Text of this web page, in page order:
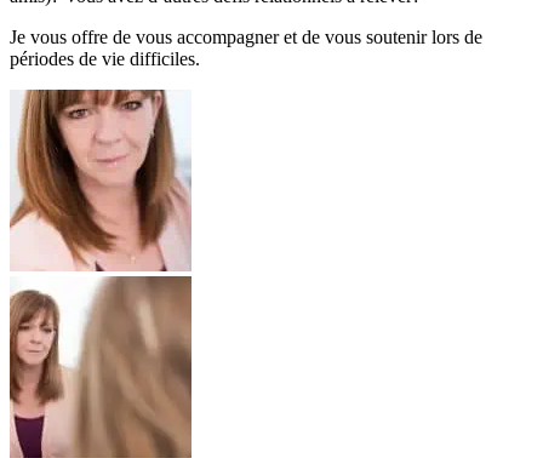
Je vous offre de vous accompagner et de vous soutenir lors de
périodes de vie difficiles.